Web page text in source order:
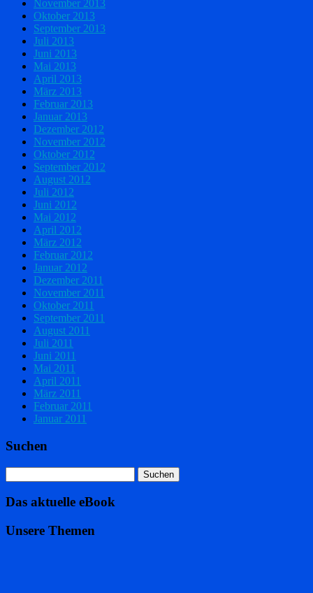
November 2013
Oktober 2013
September 2013
Juli 2013
Juni 2013
Mai 2013
April 2013
März 2013
Februar 2013
Januar 2013
Dezember 2012
November 2012
Oktober 2012
September 2012
August 2012
Juli 2012
Juni 2012
Mai 2012
April 2012
März 2012
Februar 2012
Januar 2012
Dezember 2011
November 2011
Oktober 2011
September 2011
August 2011
Juli 2011
Juni 2011
Mai 2011
April 2011
März 2011
Februar 2011
Januar 2011
Suchen
Das aktuelle eBook
Unsere Themen